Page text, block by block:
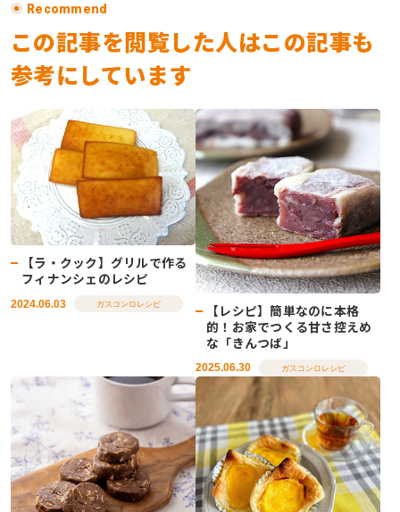
Recommend
この記事を閲覧した人はこの記事も
参考にしています
【ラ・クック】グリルで作る
フィナンシェのレシピ
2024.06.03 ガスコンロレシピ
【レシピ】簡単なのに本格
的！お家でつくる甘さ控えめ
な「きんつば」
2025.06.30 ガスコンロレシピ